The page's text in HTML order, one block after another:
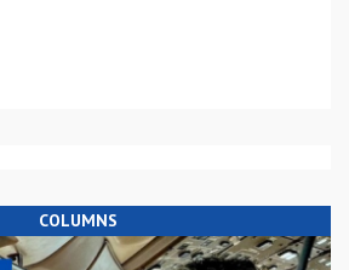
COLUMNS